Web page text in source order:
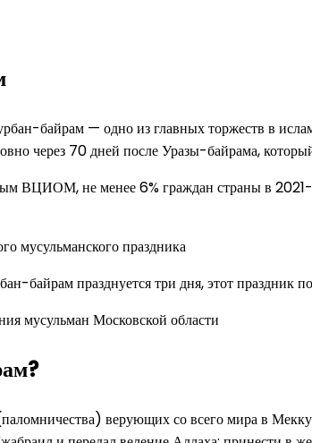
байрам — одно из главных торжеств в
через 70 дней после Уразы-байрама,
ВЦИОМ, не менее 6% граждан страны в 2021-
байрам празднуется три дня, этот
мусульман Московской области
верующих со всего мира в